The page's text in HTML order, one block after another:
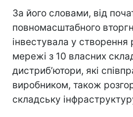
За його словами, від
повномасштабного
інвестувала у створення
мережі з 10 власних
дистрибʼютори, які
виробником, також
складську